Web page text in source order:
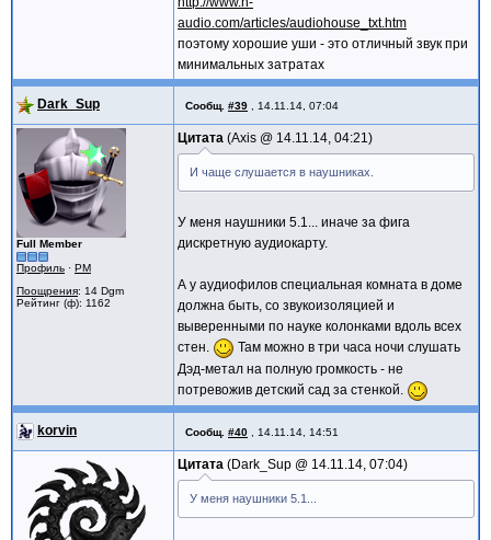
audio.com/articles/audiohouse_txt.htm
поэтому хорошие уши - это отличный звук при
минимальных затратах
Dark_Sup Сообщ. #39 14.11.14, 07:04
Full Member
Профиль · PM
Поощрения: 14 Dgm
Рейтинг (ф): 1162
Цитата Axis @ 14.11.14, 04:21
И чаще слушается в наушниках.
У меня наушники 5.1... иначе за фига
дискретную аудиокарту.
А у аудиофилов специальная комната в доме
должна быть, со звукоизоляцией и
выверенными по науке колонками вдоль всех
стен.
Там можно в три часа ночи слушать
Дэд-метал на полную громкость - не
потревожив детский сад за стенкой.
korvin Сообщ. #40 14.11.14, 14:51
Цитата Dark_Sup @ 14.11.14, 07:04
У меня наушники 5.1...